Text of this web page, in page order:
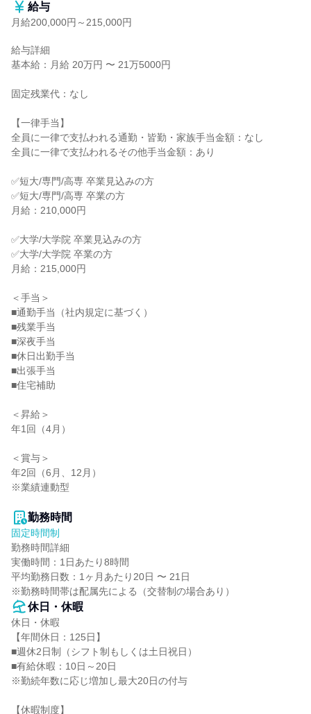
給与
月給200,000円～215,000円
給与詳細
基本給：月給 20万円 〜 21万5000円
固定残業代：なし
【一律手当】
全員に一律で支払われる通勤・皆勤・家族手当金額：なし
全員に一律で支払われるその他手当金額：あり
✅短大/専門/高専 卒業見込みの方
✅短大/専門/高専 卒業の方
月給：210,000円
✅大学/大学院 卒業見込みの方
✅大学/大学院 卒業の方
月給：215,000円
＜手当＞
■通勤手当（社内規定に基づく）
■残業手当
■深夜手当
■休日出勤手当
■出張手当
■住宅補助
＜昇給＞
年1回（4月）
＜賞与＞
年2回（6月、12月）
※業績連動型
勤務時間
固定時間制
勤務時間詳細
実働時間：1日あたり8時間
平均勤務日数：1ヶ月あたり20日 〜 21日
※勤務時間帯は配属先による（交替制の場合あり）
休日・休暇
休日・休暇
【年間休日：125日】
■週休2日制（シフト制もしくは土日祝日）
■有給休暇：10日～20日
※勤続年数に応じ増加し最大20日の付与
【休暇制度】